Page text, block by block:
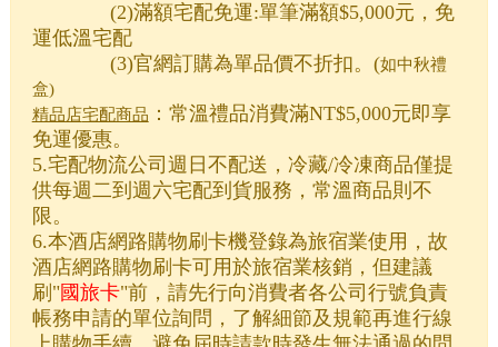
(2)滿額宅配免運:單筆滿額$5,000元，免
運低溫宅配
(3)官網訂購為單品價不折扣。(如中秋禮
盒)
精品店宅配商品 ：常溫禮品消費滿NT$5,000元即享
免運優惠。
5.宅配物流公司週日不配送，冷藏/冷凍商品僅提
供每週二到週六宅配到貨服務，常溫商品則不
限。
6.本酒店網路購物刷卡機登錄為旅宿業使用，故
酒店網路購物刷卡可用於旅宿業核銷，但建議
刷 "國旅卡"前，請先行向消費者各公司行號負責
帳務申請的單位詢問，了解細節及規範再進行線